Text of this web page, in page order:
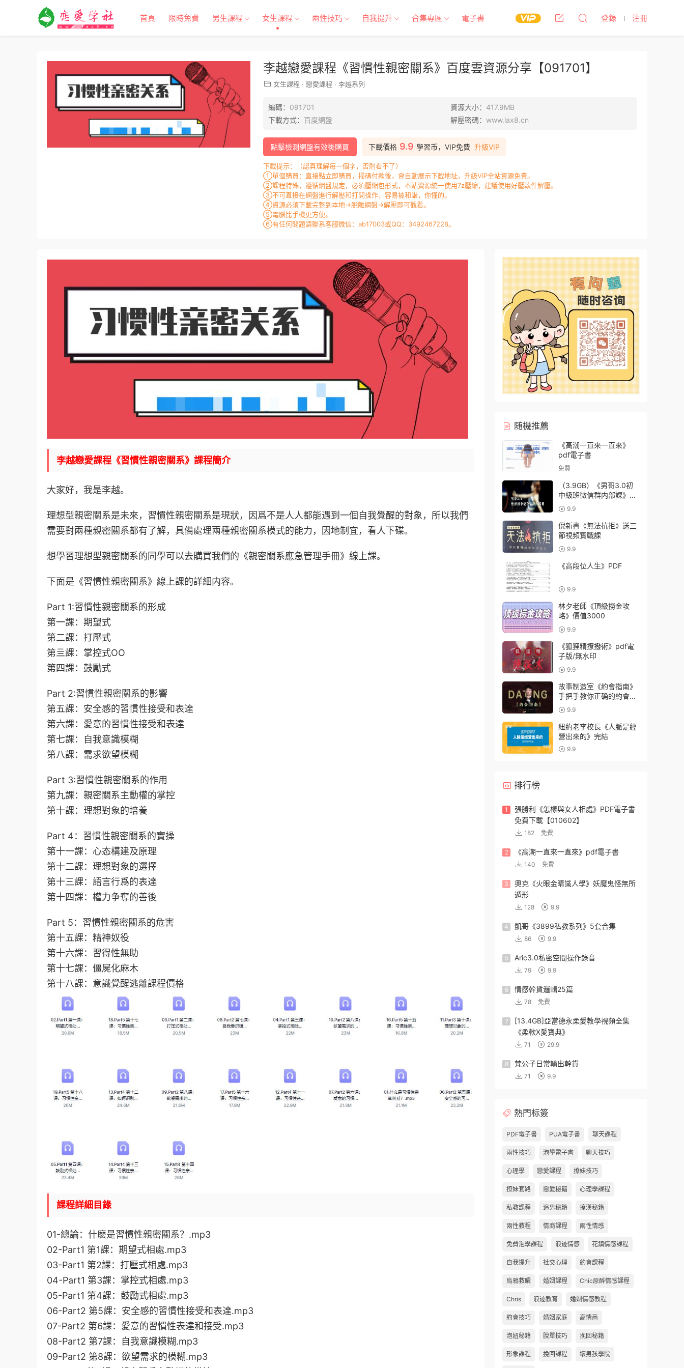
首頁 限時免費 男生課程 女生課程 兩性技巧 自我提升 合集專區 電子書 登錄 注冊
李越戀愛課程《習慣性親密關系》百度雲資源分享【091701】
女生課程 · 戀愛課程 · 李越系列
編碼： 091701 資源大小： 417.9MB
下載方式： 百度網盤 解壓密碼： www.lax8.cn
下載價格 9.9 學習币，VIP免費 升級VIP
點擊檢測網盤有效後購買
下載提示：（認真理解每一個字，否則看不了）
①單個購買：直接點立即購買，掃碼付款後，會自動展示下載地址，升級VIP全站資源免費。
②課程特殊，遵循網盤規定，必須壓縮包形式，本站資源統一使用7z壓縮，建議使用好壓軟件解壓。
③不可直接在網盤進行解壓和打開操作，容易被和諧，你懂的。
④資源必須下載完整到本地→脫離網盤→解壓即可觀看。
⑤電腦比手機更方便。
⑥有任何問題請聯系客服微信：ab17003或QQ：3492467228。
李越戀愛課程《習慣性親密關系》課程簡介
大家好，我是李越。
理想型親密關系是未來，習慣性親密關系是現狀，因爲不是人人都能遇到一個自我覺醒的對象，所以我們
需要對兩種親密關系都有了解，具備處理兩種親密關系模式的能力，因地制宜，看人下碟。
想學習理想型親密關系的同學可以去購買我們的《親密關系應急管理手冊》線上課。
下面是《習慣性親密關系》線上課的詳細内容。
Part 1:習慣性親密關系的形成
第一課：期望式
第二課：打壓式
第亖課：掌控式OO
第四課：鼓勵式
Part 2:習慣性親密關系的影響
第五課：安全感的習慣性接受和表達
第六課：愛意的習慣性接受和表達
第七課：自我意識模糊
第八課：需求欲望模糊
Part 3:習慣性親密關系的作用
第九課：親密關系主動權的掌控
第十課：理想對象的培養
Part 4：習慣性親密關系的實操
第十一課：心态構建及原理
第十二課：理想對象的選擇
第十三課：語言行爲的表達
第十四課：權力争奪的善後
Part 5：習慣性親密關系的危害
第十五課：精神奴役
第十六課：習得性無助
第十七課：僵屍化麻木
第十八課：意識覺醒逃離課程價格
課程詳細目錄
01-總論：什麽是習慣性親密關系？.mp3
02-Part1 第1課：期望式相處.mp3
03-Part1 第2課：打壓式相處.mp3
04-Part1 第3課：掌控式相處.mp3
05-Part1 第4課：鼓勵式相處.mp3
06-Part2 第5課：安全感的習慣性接受和表達.mp3
07-Part2 第6課：愛意的習慣性表達和接受.mp3
08-Part2 第7課：自我意識模糊.mp3
09-Part2 第8課：欲望需求的模糊.mp3
随機推薦
《高潮一直來一直來》
pdf電子書
免費
（3.9GB）《男哥3.0初
中級班微信群内部課》完
整版下載【092704】
9.9
倪新書《無法抗拒》送三
節視頻實戰課
9.9
《高段位人生》PDF
9.9
林夕老師《頂級撈金攻
略》價值3000
9.9
《狐狸精撩撥術》pdf電
子版/無水印
9.9
故事制造室《約會指南》
手把手教你正确的約會姿
勢 9.9
紐約老李校長《人脈是經
營出來的》完結
9.9
排行榜
1
張勝利《怎樣與女人相處》PDF電子書
免費下載【010602】
182 免費
2 《高潮一直來一直來》pdf電子書
140 免費
3
奧克《火眼金睛識人學》妖魔鬼怪無所
遁形
128 9.9
4 凱哥《3899私教系列》5套合集
86 9.9
5 Aric3.0私密空間操作錄音
79 9.9
6 情感幹貨邏輯25篇
78 免費
7
[13.4GB]亞當德永柔愛教學視頻全集
《柔軟X愛寶典》
71 29.9
8 梵公子日常輸出幹貨
71 9.9
熱門标簽
PDF電子書 PUA電子書 聊天課程
兩性技巧 泡學電子書 聊天技巧
心理學 戀愛課程 撩妹技巧
撩妹套路 戀愛秘籍 心理學課程
私教課程 追男秘籍 撩漢秘籍
兩性教程 情商課程 兩性情感
免費泡學課程 浪迹情感 花鎮情感課程
自我提升 社交心理 約會課程
烏鴉救贖 婚姻課程 Chic原醉情感課程
Chris 浪迹教育 婚姻情感教程
約會技巧 婚姻家庭 高情商
泡妞秘籍 脫單技巧 挽回秘籍
形象課程 挽回課程 壞男孩學院